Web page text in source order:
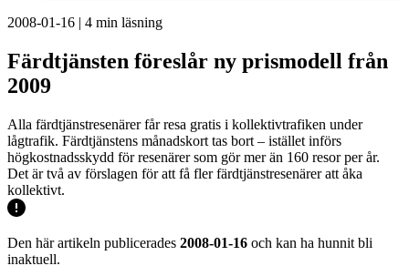
2008-01-16 | 4 min läsning
Färdtjänsten föreslår ny prismodell från
2009
Alla färdtjänstresenärer får resa gratis i kollektivtrafiken under
lågtrafik. Färdtjänstens månadskort tas bort – istället införs
högkostnadsskydd för resenärer som gör mer än 160 resor per år.
Det är två av förslagen för att få fler färdtjänstresenärer att åka
kollektivt.
Den här artikeln publicerades 2008-01-16 och kan ha hunnit bli
inaktuell.